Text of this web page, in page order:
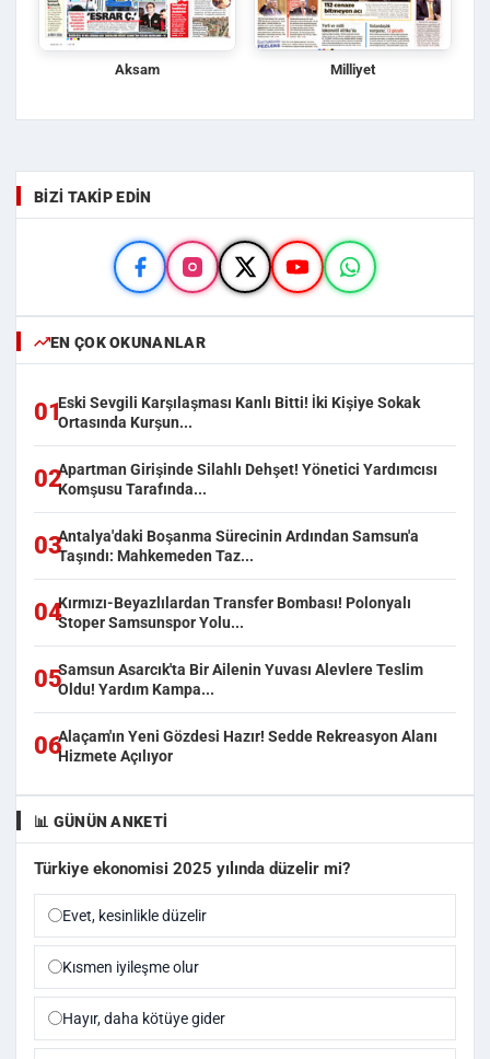
Aksam Milliyet
BIZI TAKIP EDIN
EN ÇOK OKUNANLAR
01Eski Sevgili Karşılaşması Kanlı Bitti! İki Kişiye Sokak
Ortasında Kurşun...
02Apartman Girişinde Silahlı Dehşet! Yönetici Yardımcısı
Komşusu Tarafında...
03Antalya'daki Boşanma Sürecinin Ardından Samsun'a
Taşındı: Mahkemeden Taz...
04Kırmızı-Beyazlılardan Transfer Bombası! Polonyalı
Stoper Samsunspor Yolu...
05Samsun Asarcık'ta Bir Ailenin Yuvası Alevlere Teslim
Oldu! Yardım Kampa...
06Alaçam'ın Yeni Gözdesi Hazır! Sedde Rekreasyon Alanı
Hizmete Açılıyor
📊 GÜNÜN ANKETI
Türkiye ekonomisi 2025 yılında düzelir mi?
Evet, kesinlikle düzelir
Kısmen iyileşme olur
Hayır, daha kötüye gider